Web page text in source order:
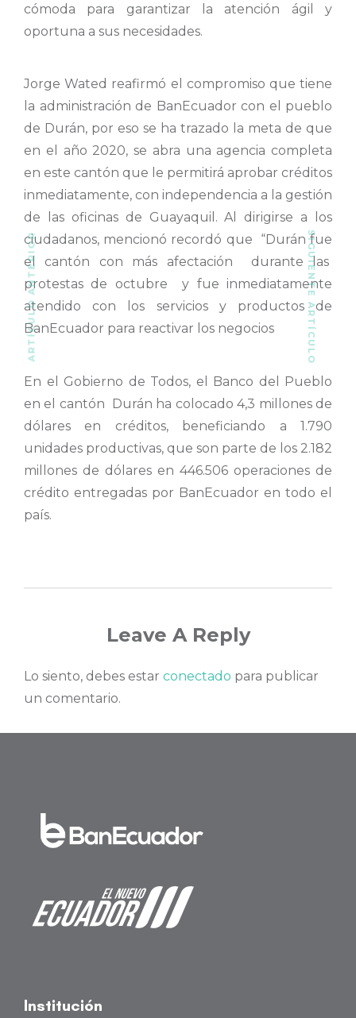
cómoda para garantizar la atención ágil y
oportuna a sus necesidades.
Jorge Wated reafirmó el compromiso que tiene
la administración de BanEcuador con el pueblo
de Durán, por eso se ha trazado la meta de que
en el año 2020, se abra una agencia completa
en este cantón que le permitirá aprobar créditos
inmediatamente, con independencia a la gestión
de las oficinas de Guayaquil. Al dirigirse a los
ciudadanos, mencionó recordó que “Durán fue
el cantón con más afectación durante las
protestas de octubre y fue inmediatamente
atendido con los servicios y productos de
BanEcuador para reactivar los negocios
En el Gobierno de Todos, el Banco del Pueblo
en el cantón Durán ha colocado 4,3 millones de
dólares en créditos, beneficiando a 1.790
unidades productivas, que son parte de los 2.182
millones de dólares en 446.506 operaciones de
crédito entregadas por BanEcuador en todo el
país.
Leave A Reply
Lo siento, debes estar conectado para publicar
un comentario.
ARTÍCULO ANTERIOR SIGUIENTE ARTÍCULO
Institución